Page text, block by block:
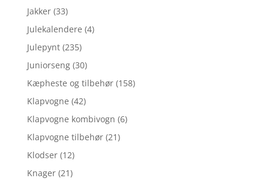
Jakker (33)
Julekalendere (4)
Julepynt (235)
Juniorseng (30)
Kæpheste og tilbehør (158)
Klapvogne (42)
Klapvogne kombivogn (6)
Klapvogne tilbehør (21)
Klodser (12)
Knager (21)